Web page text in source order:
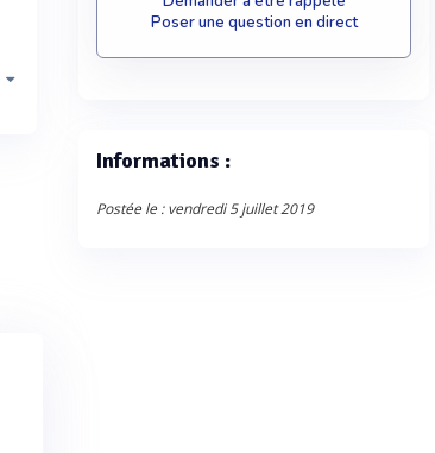
Poser une question en direct
Informations :
Postée le : vendredi 5 juillet 2019